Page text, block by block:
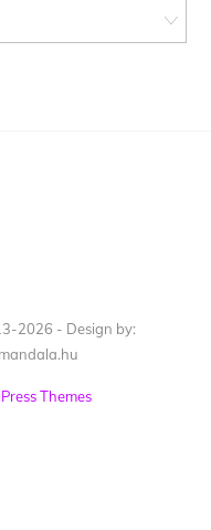
2026 - Design by:
Themes